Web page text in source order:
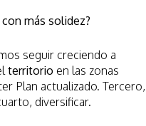
más solidez?
seguir creciendo a
territorio en las zonas
Plan actualizado. Tercero,
diversificar.